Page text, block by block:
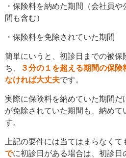
・保険料を納めた期間（会社員
間も含む）
・保険料を免除されていた期間
簡単にいうと、初診日までの被保
ち、
３分の１を超える期間の保
なければ大丈夫です。
実際に保険料を納めていた期間だ
が免除されていた期間も、納めて
す。
上記の要件には当てはまらなくて
でに初診日がある場合は、初診日